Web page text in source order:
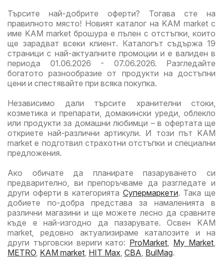
Търсите най-добрите оферти? Тогава сте на
правилното място! Новият каталог на KAM market с
име KAM market брошура е пълен с отстъпки, които
ще зарадват всеки клиент. Каталогът съдържа 19
страници с най-актуалните промоции и е валиден в
периода 01.06.2026 - 07.06.2026. Разгледайте
богатото разнообразие от продукти на достъпни
цени и спестявайте при всяка покупка.
Независимо дали търсите хранителни стоки,
козметика и препарати, домакински уреди, облекло
или продукти за домашни любимци – в офертата ще
откриете най-различни артикули. И този път KAM
market е подготвил страхотни отстъпки и специални
предложения.
Ако обичате да планирате пазаруването си
предварително, ви препоръчваме да разгледате и
други оферти в категорията Супермаркети. Така ще
добиете по-добра представа за намаленията в
различни магазини и ще можете лесно да сравните
къде е най-изгодно да пазарувате. Освен KAM
market, редовно актуализираме каталозите и на
други търговски вериги като: ProMarket My Market
METRO KAM market HIT Max CBA BulMag.